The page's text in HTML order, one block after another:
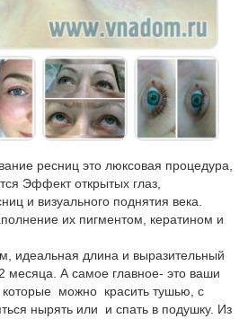
ресниц это люксовая процедура,
Эффект открытых глаз,
и визуального поднятия века.
их пигментом, кератином и
идеальная длина и выразительный
месяца. А самое главное- это ваши
которые можно красить тушью, с
нырять или и спать в подушку. Из